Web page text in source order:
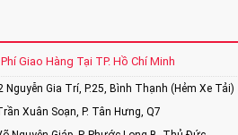
Giao Hàng Tại TP. Hồ Chí Minh
Nguyễn Gia Trí, P.25, Bình Thạnh (Hẻm Xe Tải)
Xuân Soạn, P. Tân Hưng, Q7